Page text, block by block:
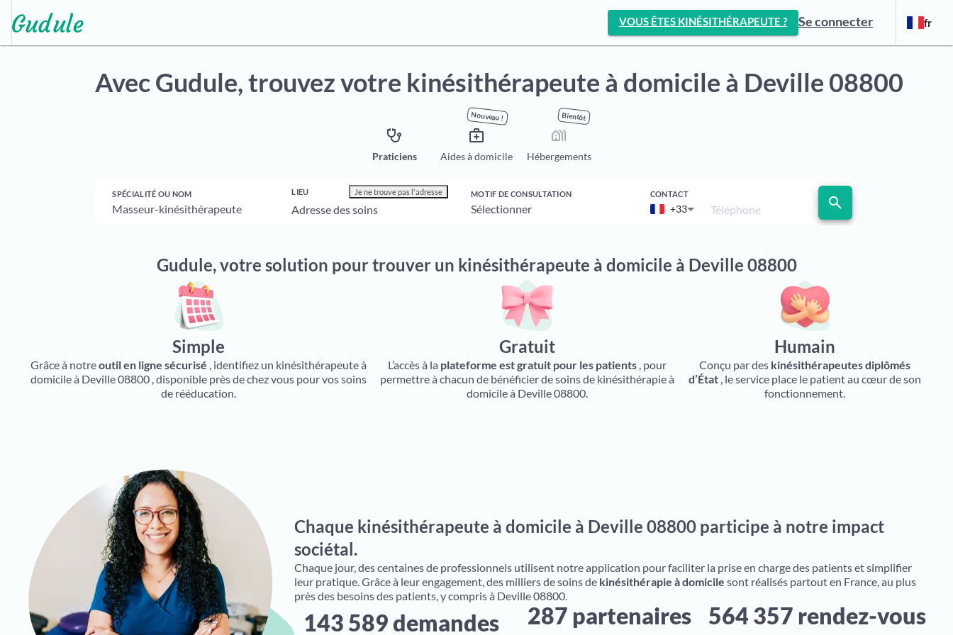
VOUS ÊTES KINÉSITHÉRAPEUTE ? Se connecter fr
Avec Gudule,trouvez votre kinésithérapeute à domicile à Deville 08800
stethoscope
Praticiens
Nouveau !
medical_services
Aides à domicile
Bientôt
holiday_village
Hébergements
SPÉCIALITÉ OU NOM LIEU Je ne trouve pas l'adresse MOTIF DE CONSULTATION CONTACT
+33 Téléphone search
Gudule, votre solution pour trouver un kinésithérapeute à domicile à Deville 08800
Simple
Grâce à notreoutil en ligne sécurisé , identifiez un kinésithérapeute à
domicile à Deville 08800 , disponible près de chez vous pour vos soins
de rééducation.
Gratuit
L’accès à la plateforme est gratuit pour les patients, pour
permettre à chacun de bénéficier de soins de kinésithérapie à
domicile à Deville 08800.
Humain
Conçu par des kinésithérapeutes diplômés
d’État , le service place le patient au cœur de son
fonctionnement.
Chaque kinésithérapeute à domicile à Deville 08800 participe à notre impact
sociétal.
Chaque jour, des centaines de professionnels utilisent notre application pour faciliter la prise en charge des patients et simplifier
leur pratique. Grâce à leur engagement, des milliers de soins de kinésithérapie à domicile sont réalisés partout en France, au plus
près des besoins des patients, y compris à Deville 08800.
143 589 demandes 287 partenaires 564 357 rendez-vous